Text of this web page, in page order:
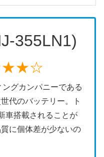
355LN1)
グカンパニーである
代のバッテリー。ト
車搭載されることが
に個体差が少ないの